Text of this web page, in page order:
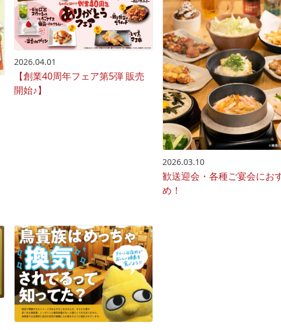
2026.04.01
【創業40周年フェア第5弾 販売
開始♪】
2026.03.10
歓送迎会・各種ご宴会にお
め！